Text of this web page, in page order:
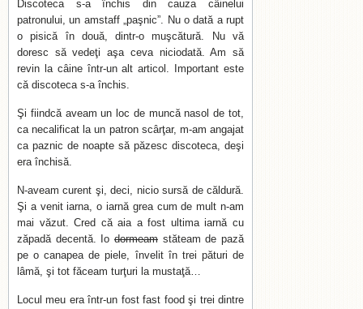
Discoteca s-a închis din cauza câinelui
patronului, un amstaff „paşnic”. Nu o dată a rupt
o pisică în două, dintr-o muşcătură. Nu vă
doresc să vedeţi aşa ceva niciodată. Am să
revin la câine într-un alt articol. Important este
că discoteca s-a închis.
Şi fiindcă aveam un loc de muncă nasol de tot,
ca necalificat la un patron scârţar, m-am angajat
ca paznic de noapte să păzesc discoteca, deşi
era închisă.
N-aveam curent şi, deci, nicio sursă de căldură.
Şi a venit iarna, o iarnă grea cum de mult n-am
mai văzut. Cred că aia a fost ultima iarnă cu
zăpadă decentă. Io dormeam stăteam de pază
pe o canapea de piele, învelit în trei pături de
lâmă, şi tot făceam turţuri la mustaţă…
Locul meu era într-un fost fast food şi trei dintre